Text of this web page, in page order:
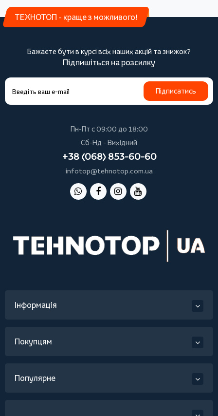
ТЕХНОТОП - краще з можливого!
Бажаєте бути в курсі всіх наших акцій та знижок?
Підпишіться на розсилку
Підписатись
Пн-Пт с 09:00 до 18:00
Сб-Нд - Вихідний
+38 (068) 853-60-60
infotop@tehnotop.com.ua
Інформація
Покупцям
Популярне